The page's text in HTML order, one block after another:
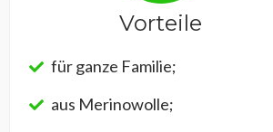
Vorteile
für ganze Familie;
aus Merinowolle;